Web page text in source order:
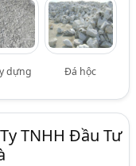
dựng Đá hộc
TNHH Đầu Tư